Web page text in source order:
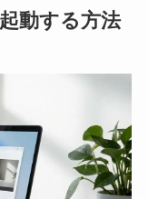
動する方法